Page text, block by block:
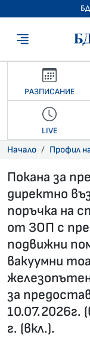
РАЗПИСАНИЕ
LIVE
Начало Профил
Покана за
директно
поръчка на
от ЗОП с
подвижни
вакуумни
за
10.07.2026г.
г. (вкл.).